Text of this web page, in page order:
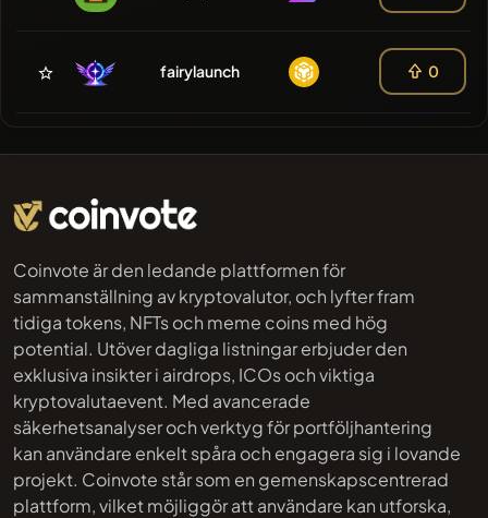
fairylaunch 0
Coinvote är den ledande plattformen för
sammanställning av kryptovalutor, och lyfter fram
tidiga tokens, NFTs och meme coins med hög
potential. Utöver dagliga listningar erbjuder den
exklusiva insikter i airdrops, ICOs och viktiga
kryptovalutaevent. Med avancerade
säkerhetsanalyser och verktyg för portföljhantering
kan användare enkelt spåra och engagera sig i lovande
projekt. Coinvote står som en gemenskapscentrerad
plattform, vilket möjliggör att användare kan utforska,